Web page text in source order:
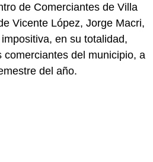
de Comerciantes de Villa
Vicente López, Jorge Macri,
en su totalidad,
comerciantes del municipio, a
del año.